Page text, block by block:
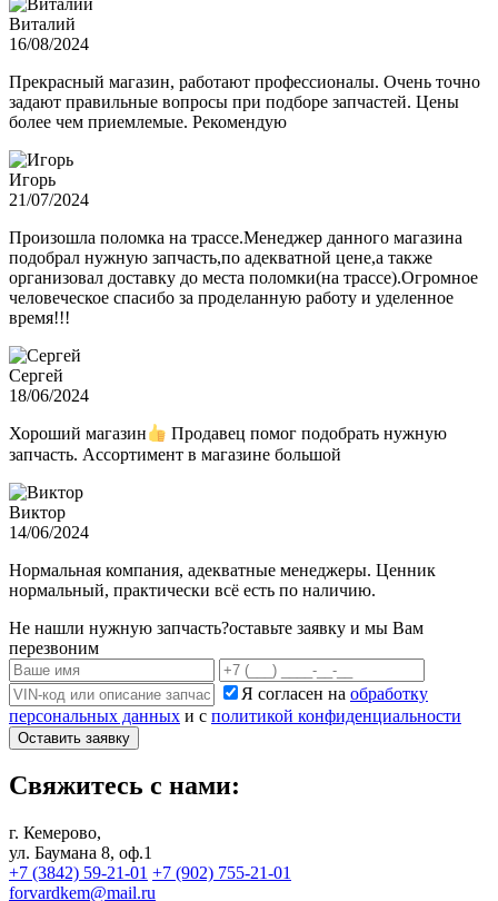
Виталий
16/08/2024
Прекрасный магазин, работают профессионалы. Очень точно
задают правильные вопросы при подборе запчастей. Цены
более чем приемлемые. Рекомендую
Игорь
21/07/2024
Произошла поломка на трассе.Менеджер данного магазина
подобрал нужную запчасть,по адекватной цене,а также
организовал доставку до места поломки(на трассе).Огромное
человеческое спасибо за проделанную работу и уделенное
время!!!
Сергей
18/06/2024
Хороший магазин
Продавец помог подобрать нужную
запчасть. Ассортимент в магазине большой
Виктор
14/06/2024
Нормальная компания, адекватные менеджеры. Ценник
нормальный, практически всё есть по наличию.
Не нашли нужную запчасть?оставьте заявку и мы Вам
перезвоним
Я согласен на обработку
персональных данных и с политикой конфиденциальности
Оставить заявку
Свяжитесь с нами:
г. Кемерово,
ул. Баумана 8, оф.1
+7 (3842) 59-21-01 +7 (902) 755-21-01
forvardkem@mail.ru